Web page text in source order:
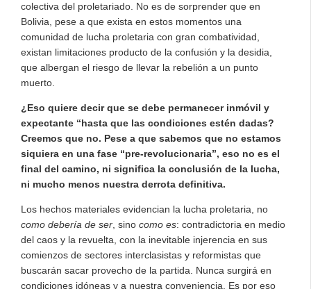
colectiva del proletariado. No es de sorprender que en
Bolivia, pese a que exista en estos momentos una
comunidad de lucha proletaria con gran combatividad,
existan limitaciones producto de la confusión y la desidia,
que albergan el riesgo de llevar la rebelión a un punto
muerto.
¿Eso quiere decir que se debe permanecer inmóvil y
expectante “hasta que las condiciones estén dadas?
Creemos que no. Pese a que sabemos que no estamos
siquiera en una fase “pre-revolucionaria”, eso no es el
final del camino, ni significa la conclusión de la lucha,
ni mucho menos nuestra derrota definitiva.
Los hechos materiales evidencian la lucha proletaria, no
como debería de ser , sino como es: contradictoria en medio
del caos y la revuelta, con la inevitable injerencia en sus
comienzos de sectores interclasistas y reformistas que
buscarán sacar provecho de la partida. Nunca surgirá en
condiciones idóneas y a nuestra conveniencia. Es por eso